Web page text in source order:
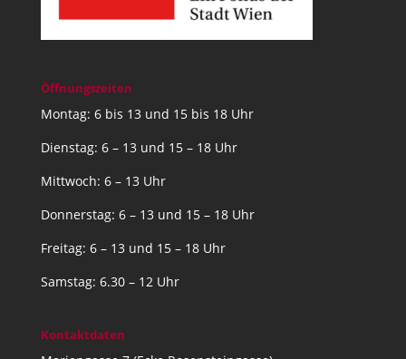
Öffnungszeiten
Montag: 6 bis 13 und 15 bis 18 Uhr
Dienstag: 6 – 13 und 15 – 18 Uhr
Mittwoch: 6 – 13 Uhr
Donnerstag: 6 – 13 und 15 – 18 Uhr
Freitag: 6 – 13 und 15 – 18 Uhr
Samstag: 6.30 – 12 Uhr
Kontaktdaten